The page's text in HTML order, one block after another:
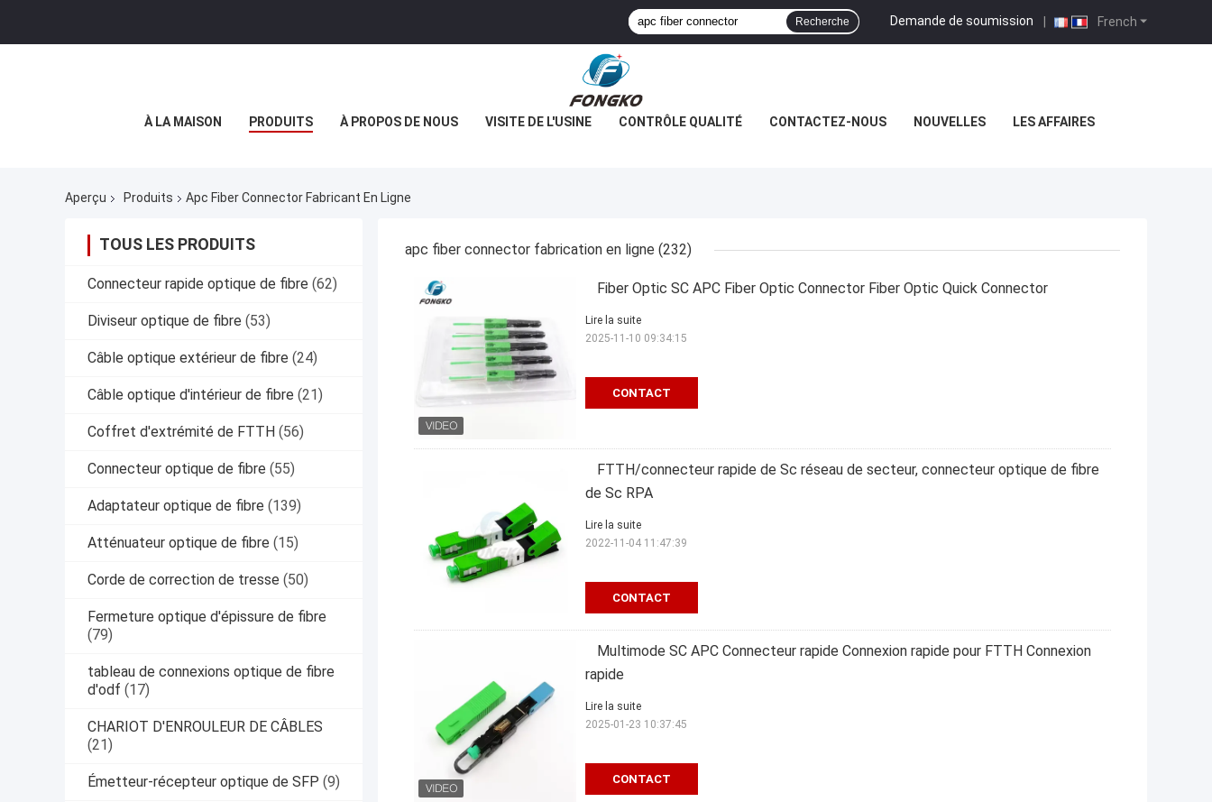
French
Demande de soumission |
Recherche
À LA MAISON PRODUITS À PROPOS DE NOUS VISITE DE L'USINE CONTRÔLE QUALITÉ CONTACTEZ-NOUS NOUVELLES LES AFFAIRES
Aperçu Produits Apc Fiber Connector Fabricant En Ligne
TOUS LES PRODUITS
Connecteur rapide optique de fibre (62)
Diviseur optique de fibre (53)
Câble optique extérieur de fibre (24)
Câble optique d'intérieur de fibre (21)
Coffret d'extrémité de FTTH (56)
Connecteur optique de fibre (55)
Adaptateur optique de fibre (139)
Atténuateur optique de fibre (15)
Corde de correction de tresse (50)
Fermeture optique d'épissure de fibre
(79)
tableau de connexions optique de fibre
d'odf (17)
CHARIOT D'ENROULEUR DE CÂBLES
(21)
Émetteur-récepteur optique de SFP (9)
apc fiber connector fabrication en ligne (232)
Fiber Optic SC APC Fiber Optic Connector Fiber Optic Quick Connector
CONTACT
Lire la suite
2025-11-10 09:34:15
FTTH/connecteur rapide de Sc réseau de secteur, connecteur optique de fibre
de Sc RPA
CONTACT
Lire la suite
2022-11-04 11:47:39
Multimode SC APC Connecteur rapide Connexion rapide pour FTTH Connexion
rapide
CONTACT
Lire la suite
2025-01-23 10:37:45